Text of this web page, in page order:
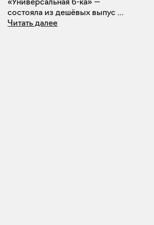
состояла из дешёвых выпус ...
Читать далее